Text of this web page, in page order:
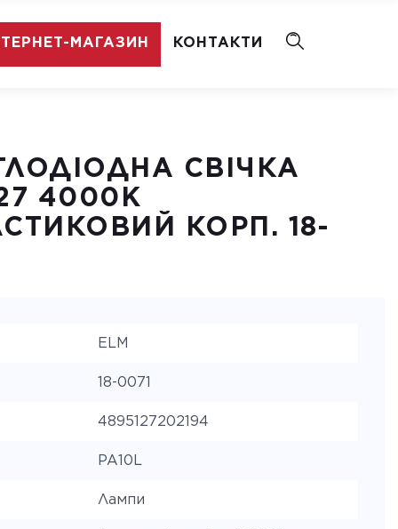
МАГАЗИН КОНТАКТИ
СВІЧКА
4000K
КОРП. 18-
ELM
18-0071
4895127202194
PA10L
Лампи